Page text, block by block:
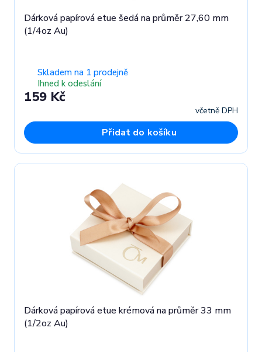
Dárková papírová etue šedá na průměr 27,60 mm
(1/4oz Au)
Skladem na 1 prodejně
Ihned k odeslání
159 Kč
včetně DPH
Přidat do košíku
Dárková papírová etue krémová na průměr 33 mm
(1/2oz Au)